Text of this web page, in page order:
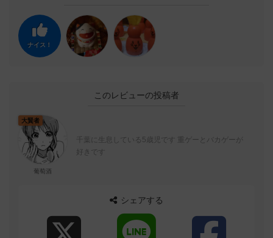
ナイス！
このレビューの投稿者
大賢者
葡萄酒
千葉に生息している5歳児です 重ゲーとバカゲーが
好きです
シェアする